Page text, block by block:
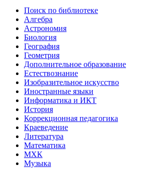
Поиск по библиотеке
Алгебра
Астрономия
Биология
География
Геометрия
Дополнительное образование
Естествознание
Изобразительное искусство
Иностранные языки
Информатика и ИКТ
История
Коррекционная педагогика
Краеведение
Литература
Математика
МХК
Музыка